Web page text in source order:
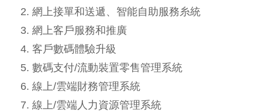
網上接單和送遞、智能自助服務糸統
網上客戶服務和推廣
客戶數碼體驗升級
數碼支付/流動裝置零售管理系統
線上/雲端財務管理系統
線上/雲端人力資源管理系統